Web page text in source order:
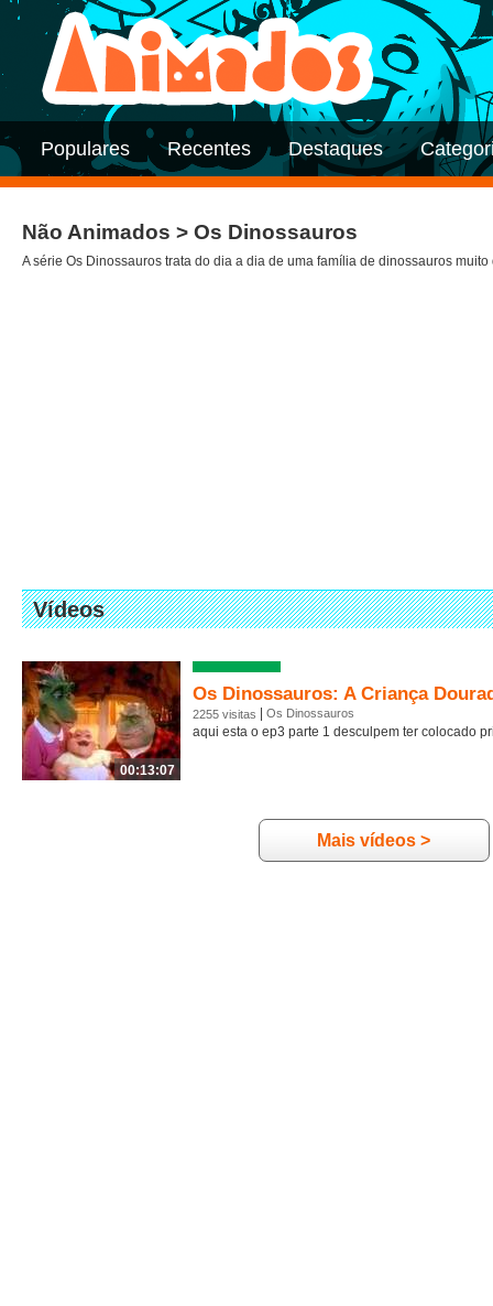
Populares Recentes Destaques
Não Animados > Os Dinossauros
A série Os Dinossauros trata do dia a dia de uma família de dinossauros muito
Vídeos
00:13:07
Os Dinossauros: A Criança
2255 visitas Os Dinossauros
aqui esta o ep3 parte 1 desculpem ter colocado
Mais vídeos >